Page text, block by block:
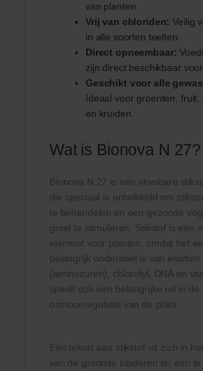
van planten.
Vrij van chloriden: Veilig
in alle soorten teelten.
Direct opneembaar:
zijn direct beschikbaar
Geschikt voor alle
Ideaal voor groenten, fruit,
en kruiden.
Wat is Bionova N 27?
Bionova N 27 is een vloeibare
die speciaal is ontwikkeld om
te behandelen en een gezonde
groei te stimuleren. Stikstof is een
element voor planten, omdat het
belangrijk onderdeel is van eiwitten
(aminozuren), chlorofyl, DNA en
speelt ook een belangrijke rol in de
osmoseregulatie van de plant.
Een tekort aan stikstof uit zich in
van de grootste bladeren en een te